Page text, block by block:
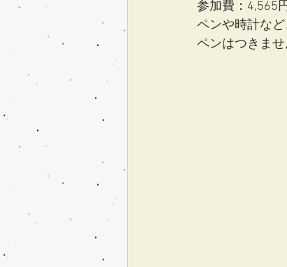
参加費：4,565
ペンや時計な
ペンはつきませ